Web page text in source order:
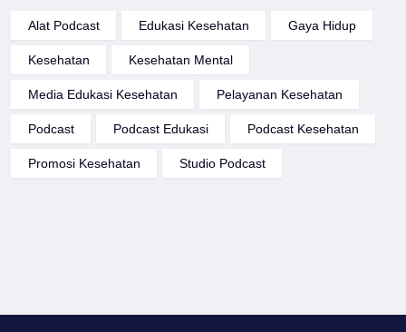
Alat Podcast Edukasi Kesehatan Gaya Hidup
Kesehatan Kesehatan Mental
Media Edukasi Kesehatan Pelayanan Kesehatan
Podcast Podcast Edukasi Podcast Kesehatan
Promosi Kesehatan Studio Podcast